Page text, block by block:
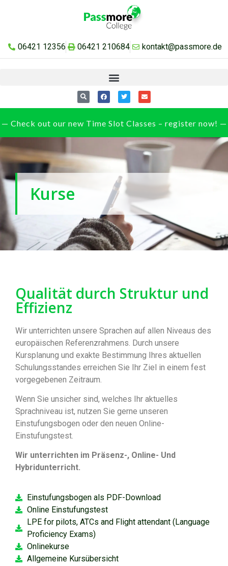
06421 12356 06421 210684 kontakt@passmore.de
— Check out our new Time Slot Classes – register now! —
Kurse
Qualität durch Struktur und
Effizienz
Wir unterrichten unsere Sprachen auf allen Niveaus des
europäischen Referenzrahmens. Durch unsere
Kursplanung und exakte Bestimmung Ihres aktuellen
Schulungsstandes erreichen Sie Ihr Ziel in einem fest
vorgegebenen Zeitraum.
Wenn Sie unsicher sind, welches Ihr aktuelles
Sprachniveau ist, nutzen Sie gerne unseren
Einstufungsbogen oder den neuen Online-
Einstufungstest.
Wir unterrichten im Präsenz-, Online- Und
Hybridunterricht.
Einstufungsbogen als PDF-Download
Online Einstufungstest
LPE for pilots, ATCs and Flight attendant (Language
Proficiency Exams)
Onlinekurse
Allgemeine Kursübersicht